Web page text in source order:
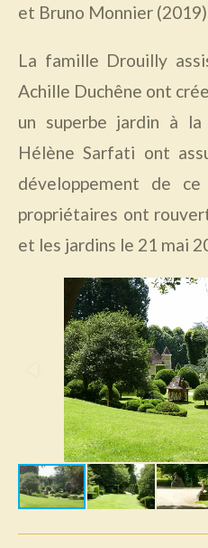
et Bruno Monnier
La famille Drouilly
Achille Duchêne ont
un superbe jardin à la
Hélène Sarfati ont
développement de
propriétaires ont
et les jardins le 21 mai